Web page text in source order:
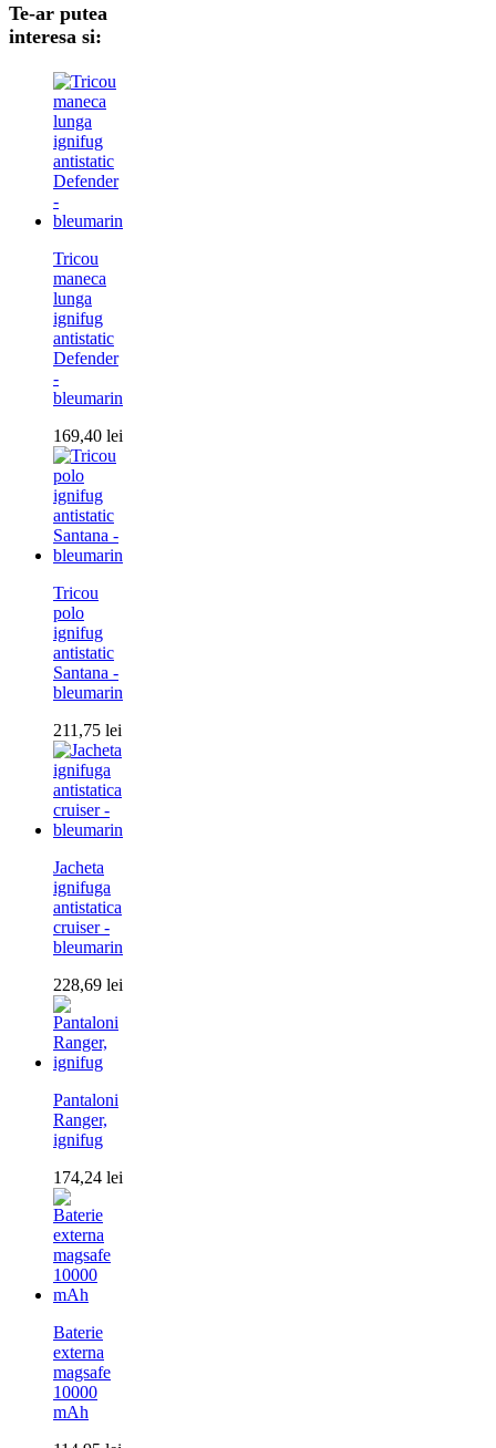
Te-ar putea
interesa si:
Tricou
maneca
lunga
ignifug
antistatic
Defender
-
bleumarin
169,40 lei
Tricou
polo
ignifug
antistatic
Santana -
bleumarin
211,75 lei
Jacheta
ignifuga
antistatica
cruiser -
bleumarin
228,69 lei
Pantaloni
Ranger,
ignifug
174,24 lei
Baterie
externa
magsafe
10000
mAh